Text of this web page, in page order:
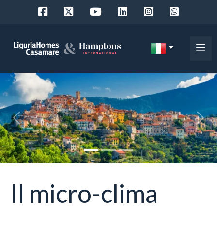
« »
Il micro-clima
EN
FR
DE
RU
Chi
I
Scegli
dove
cercare
Provincia